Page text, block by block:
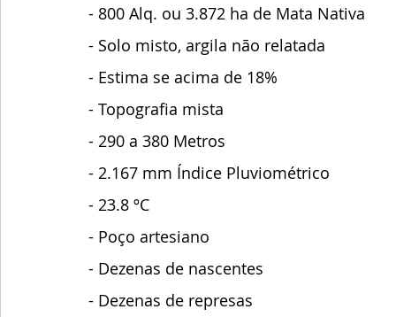
- 800 Alq. ou 3.872 ha de Mata Nativa
- Solo misto, argila não relatada
- Estima se acima de 18%
- Topografia mista
- 290 a 380 Metros
- 2.167 mm Índice Pluviométrico
- 23.8 ºC
- Poço artesiano
- Dezenas de nascentes
- Dezenas de represas